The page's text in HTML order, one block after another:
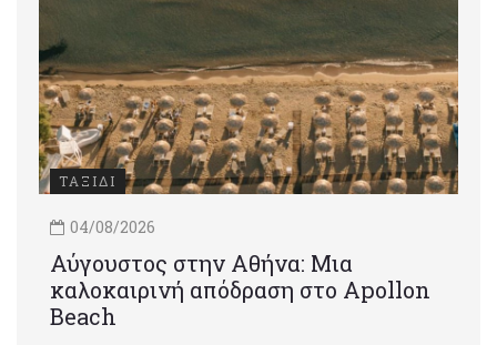
ΤΑΞΙΔΙ
04/08/2026
Αύγουστος στην Αθήνα: Μια
καλοκαιρινή απόδραση στο Apollon
Beach